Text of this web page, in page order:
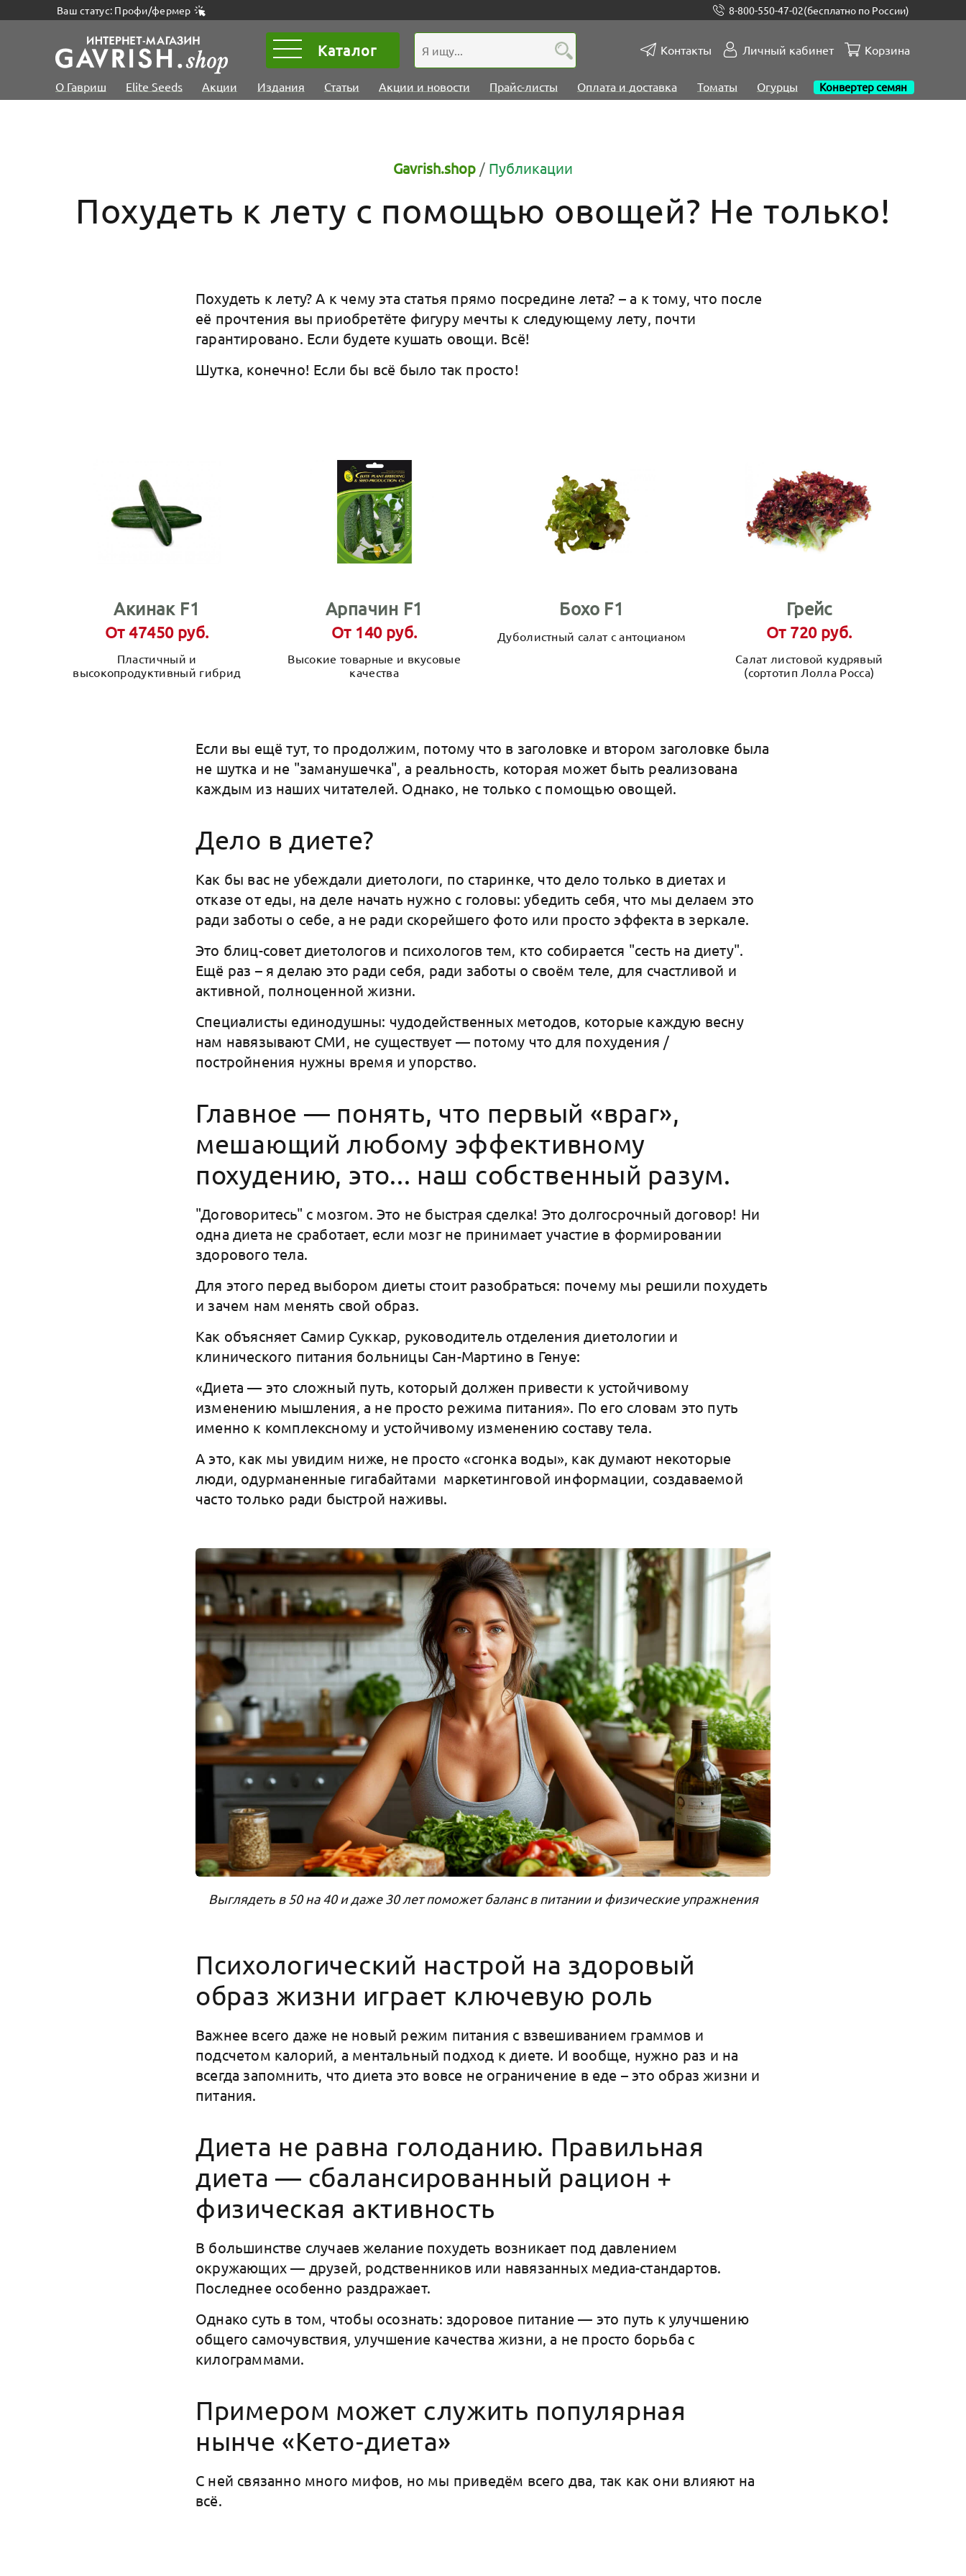
Ваш статус: Профи/фермер 8-800-550-47-02(бесплатно по России)
Каталог Контакты Личный кабинет Корзина
О Гавриш Elite Seeds Акции Издания Статьи Акции и новости Прайс-листы Оплата и доставка Томаты Огурцы Конвертер семян
Gavrish.shop / Публикации
Похудеть к лету с помощью овощей? Не только!
Похудеть к лету? А к чему эта статья прямо посредине лета? – а к тому, что после
её прочтения вы приобретёте фигуру мечты к следующему лету, почти
гарантировано. Если будете кушать овощи. Всё!
Шутка, конечно! Если бы всё было так просто!
Акинак F1
От 47450 руб.
Пластичный и
высокопродуктивный гибрид
Арпачин F1
От 140 руб.
Высокие товарные и вкусовые
качества
Бохо F1
Дуболистный салат с антоцианом
Грейс
От 720 руб.
Салат листовой кудрявый
(сортотип Лолла Росса)
Если вы ещё тут, то продолжим, потому что в заголовке и втором заголовке была
не шутка и не "заманушечка", а реальность, которая может быть реализована
каждым из наших читателей. Однако, не только с помощью овощей.
Дело в диете?
Как бы вас не убеждали диетологи, по старинке, что дело только в диетах и
отказе от еды, на деле начать нужно с головы: убедить себя, что мы делаем это
ради заботы о себе, а не ради скорейшего фото или просто эффекта в зеркале.
Это блиц-совет диетологов и психологов тем, кто собирается "сесть на диету".
Ещё раз – я делаю это ради себя, ради заботы о своём теле, для счастливой и
активной, полноценной жизни.
Специалисты единодушны: чудодейственных методов, которые каждую весну
нам навязывают СМИ, не существует — потому что для похудения /
постройнения нужны время и упорство.
Главное — понять, что первый «враг»,
мешающий любому эффективному
похудению, это... наш собственный разум.
"Договоритесь" с мозгом. Это не быстрая сделка! Это долгосрочный договор! Ни
одна диета не сработает, если мозг не принимает участие в формировании
здорового тела.
Для этого перед выбором диеты стоит разобраться: почему мы решили похудеть
и зачем нам менять свой образ.
Как объясняет Самир Суккар, руководитель отделения диетологии и
клинического питания больницы Сан-Мартино в Генуе:
«Диета — это сложный путь, который должен привести к устойчивому
изменению мышления, а не просто режима питания». По его словам это путь
именно к комплексному и устойчивому изменению составу тела.
А это, как мы увидим ниже, не просто «сгонка воды», как думают некоторые
люди, одурманенные гигабайтами маркетинговой информации, создаваемой
часто только ради быстрой наживы.
Выглядеть в 50 на 40 и даже 30 лет поможет баланс в питании и физические упражнения
Психологический настрой на здоровый
образ жизни играет ключевую роль
Важнее всего даже не новый режим питания с взвешиванием граммов и
подсчетом калорий, а ментальный подход к диете. И вообще, нужно раз и на
всегда запомнить, что диета это вовсе не ограничение в еде – это образ жизни и
питания.
Диета не равна голоданию. Правильная
диета — сбалансированный рацион +
физическая активность
В большинстве случаев желание похудеть возникает под давлением
окружающих — друзей, родственников или навязанных медиа-стандартов.
Последнее особенно раздражает.
Однако суть в том, чтобы осознать: здоровое питание — это путь к улучшению
общего самочувствия, улучшение качества жизни, а не просто борьба с
килограммами.
Примером может служить популярная
нынче «Кето-диета»
С ней связанно много мифов, но мы приведём всего два, так как они влияют на
всё.